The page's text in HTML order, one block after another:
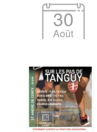
30
Août